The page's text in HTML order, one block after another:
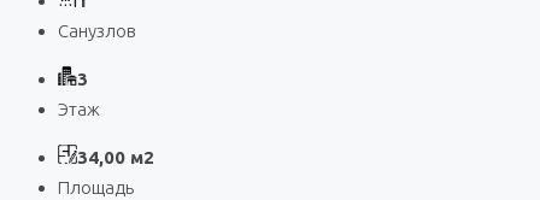
Санузлов
3
Этаж
34,00 м2
Площадь